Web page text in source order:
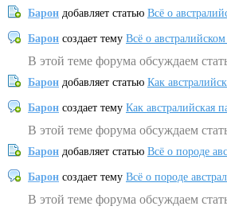
Барон добавляет статью Всё о
Барон создает тему Всё о
В этой теме форума обсуждаем
Барон добавляет статью Как
Барон создает тему Как австралийская
В этой теме форума обсуждаем
Барон добавляет статью Всё о породе
Барон создает тему Всё о породе
В этой теме форума обсуждаем